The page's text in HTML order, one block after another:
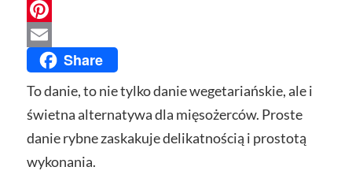
Twitter
Pinterest
Email Share
To danie, to nie tylko danie wegetariańskie, ale i
świetna alternatywa dla mięsożerców. Proste
danie rybne zaskakuje delikatnością i prostotą
wykonania.